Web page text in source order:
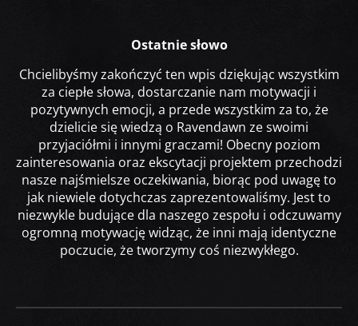
Ostatnie słowo
Chcielibyśmy zakończyć ten wpis dziękując wszystkim
za ciepłe słowa, dostarczanie nam motywacji i
pozytywnych emocji, a przede wszystkim za to, że
dzielicie się wiedzą o Ravendawn ze swoimi
przyjaciółmi i innymi graczami! Obecny poziom
zainteresowania oraz ekscytacji projektem przechodzi
nasze najśmielsze oczekiwania, biorąc pod uwagę to
jak niewiele dotychczas zaprezentowaliśmy. Jest to
niezwykle budujące dla naszego zespołu i odczuwamy
ogromną motywację widząc, że inni mają identyczne
poczucie, że tworzymy coś niezwykłego.